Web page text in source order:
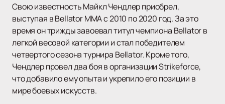
Свою известность Майкл Чендлер приобрел,
выступая в Bellator MMA с 2010 по 2020 год. За это
время он трижды завоевал титул чемпиона Bellator в
легкой весовой категории и стал победителем
четвертого сезона турнира Bellator. Кроме того,
Чендлер провел два боя в организации Strikeforce,
что добавило ему опыта и укрепило его позиции в
мире боевых искусств.